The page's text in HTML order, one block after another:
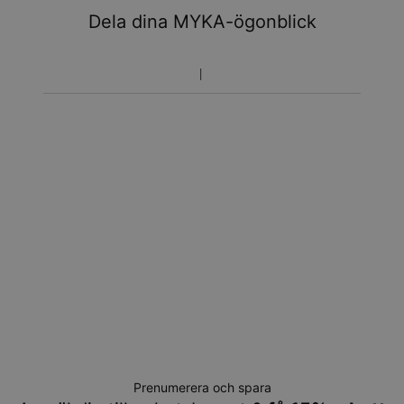
Dela dina MYKA-ögonblick
Prenumerera och spara